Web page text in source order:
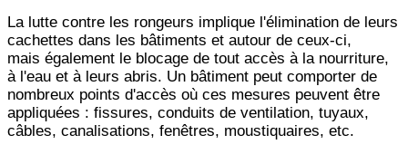
La lutte contre les rongeurs implique l'élimination de leurs
cachettes dans les bâtiments et autour de ceux-ci,
mais également le blocage de tout accès à la nourriture,
à l'eau et à leurs abris. Un bâtiment peut comporter de
nombreux points d'accès où ces mesures peuvent être
appliquées : fissures, conduits de ventilation, tuyaux,
câbles, canalisations, fenêtres, moustiquaires, etc.